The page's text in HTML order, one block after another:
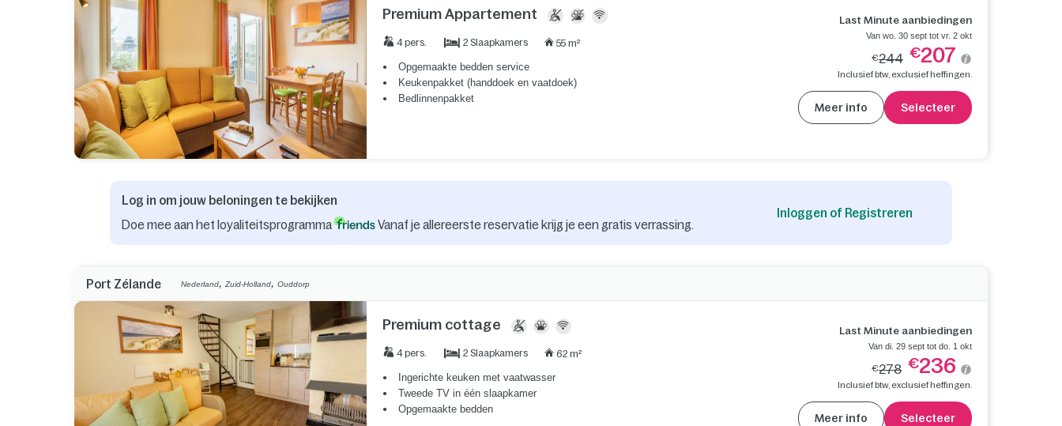
Premium Appartement
4 pers. 2 Slaapkamers 55 m²
Opgemaakte bedden service
Keukenpakket (handdoek en vaatdoek)
Bedlinnenpakket
Last Minute aanbiedingen
Van wo. 30 sept tot vr. 2 okt
€244 €207
Inclusief btw, exclusief heffingen.
Meer info Selecteer
Log in om jouw beloningen te bekijken
Doe mee aan het loyaliteitsprogramma
Vanaf je allereerste reservatie krijg je een gratis verrassing.
Inloggen of Registreren
Port Zélande Nederland,Zuid-Holland,Ouddorp
Premium cottage
4 pers. 2 Slaapkamers 62 m²
Ingerichte keuken met vaatwasser
Tweede TV in één slaapkamer
Opgemaakte bedden
Last Minute aanbiedingen
Van di. 29 sept tot do. 1 okt
€278 €236
Inclusief btw, exclusief heffingen.
Meer info Selecteer